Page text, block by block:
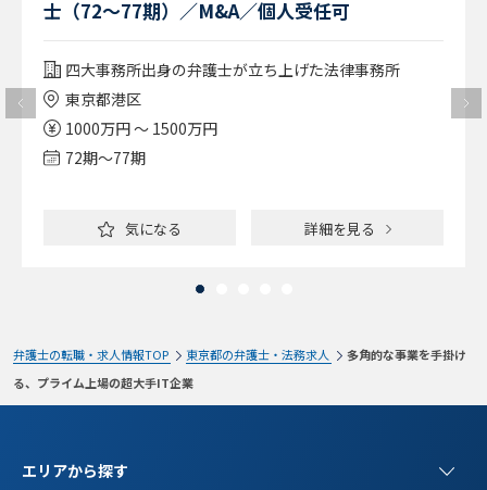
士（72～77期）／M&A／個人受任可
四大事務所出身の弁護士が立ち上げた法律事務所
東京都港区
1000万円 ～ 1500万円
72期〜77期
気になる 詳細を見る
弁護士の転職・求人情報TOP 東京都の弁護士・法務求人
多角的な事業を手掛け
る、プライム上場の超大手IT企業
エリアから探す